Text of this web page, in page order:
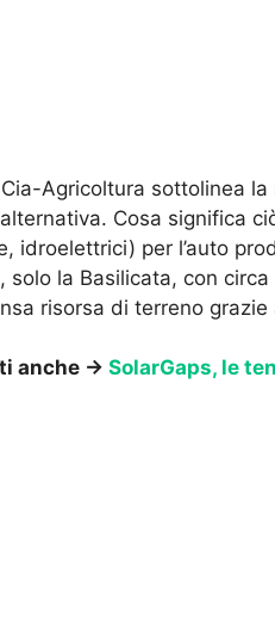
Agricoltura sottolinea
Cosa significa
idroelettrici) per l’auto
solo la Basilicata, con
risorsa di terreno
anche → SolarGaps, le